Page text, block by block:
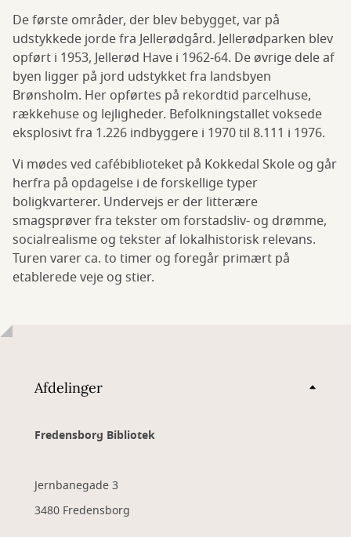
De første områder, der blev bebygget, var på
udstykkede jorde fra Jellerødgård. Jellerødparken blev
opført i 1953, Jellerød Have i 1962-64. De øvrige dele af
byen ligger på jord udstykket fra landsbyen
Brønsholm. Her opførtes på rekordtid parcelhuse,
rækkehuse og lejligheder. Befolkningstallet voksede
eksplosivt fra 1.226 indbyggere i 1970 til 8.111 i 1976.
Vi mødes ved cafébiblioteket på Kokkedal Skole og går
herfra på opdagelse i de forskellige typer
boligkvarterer. Undervejs er der litterære
smagsprøver fra tekster om forstadsliv- og drømme,
socialrealisme og tekster af lokalhistorisk relevans.
Turen varer ca. to timer og foregår primært på
etablerede veje og stier.
Afdelinger
Fredensborg Bibliotek
Jernbanegade 3
3480 Fredensborg